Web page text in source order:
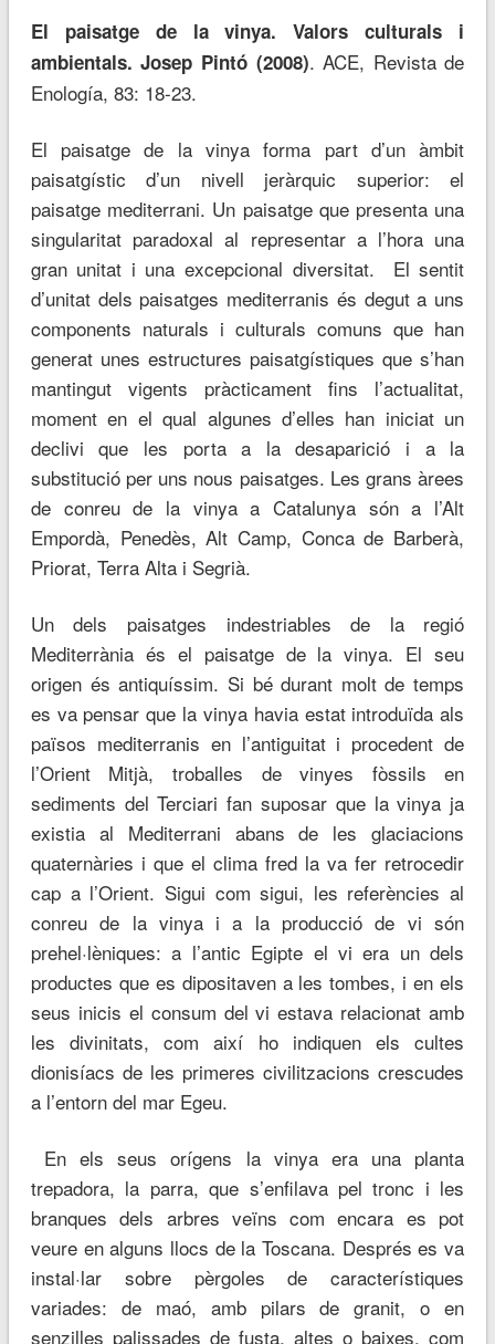
El paisatge de la vinya. Valors culturals i
ambientals. Josep Pintó (2008). ACE, Revista de
Enología, 83: 18-23.
El paisatge de la vinya forma part d’un àmbit
paisatgístic d’un nivell jeràrquic superior: el
paisatge mediterrani. Un paisatge que presenta una
singularitat paradoxal al representar a l’hora una
gran unitat i una excepcional diversitat. El sentit
d’unitat dels paisatges mediterranis és degut a uns
components naturals i culturals comuns que han
generat unes estructures paisatgístiques que s’han
mantingut vigents pràcticament fins l’actualitat,
moment en el qual algunes d’elles han iniciat un
declivi que les porta a la desaparició i a la
substitució per uns nous paisatges. Les grans àrees
de conreu de la vinya a Catalunya són a l’Alt
Empordà, Penedès, Alt Camp, Conca de Barberà,
Priorat, Terra Alta i Segrià.
Un dels paisatges indestriables de la regió
Mediterrània és el paisatge de la vinya. El seu
origen és antiquíssim. Si bé durant molt de temps
es va pensar que la vinya havia estat introduïda als
països mediterranis en l’antiguitat i procedent de
l’Orient Mitjà, troballes de vinyes fòssils en
sediments del Terciari fan suposar que la vinya ja
existia al Mediterrani abans de les glaciacions
quaternàries i que el clima fred la va fer retrocedir
cap a l’Orient. Sigui com sigui, les referències al
conreu de la vinya i a la producció de vi són
prehel·lèniques: a l’antic Egipte el vi era un dels
productes que es dipositaven a les tombes, i en els
seus inicis el consum del vi estava relacionat amb
les divinitats, com així ho indiquen els cultes
dionisíacs de les primeres civilitzacions crescudes
a l’entorn del mar Egeu.
En els seus orígens la vinya era una planta
trepadora, la parra, que s’enfilava pel tronc i les
branques dels arbres veïns com encara es pot
veure en alguns llocs de la Toscana. Després es va
instal·lar sobre pèrgoles de característiques
variades: de maó, amb pilars de granit, o en
senzilles palissades de fusta, altes o baixes, com